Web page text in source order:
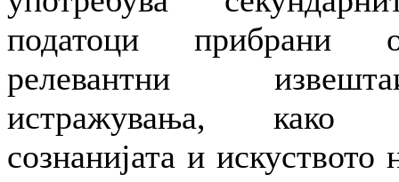
податоци прибрани
релевантни
истражувања, како
сознанијата и искуството